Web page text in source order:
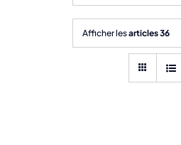
Afficher lesarticles 36